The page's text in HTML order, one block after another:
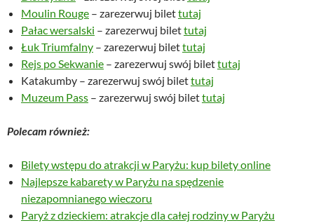
Moulin Rouge – zarezerwuj bilettutaj
Pałac wersalski – zarezerwuj bilettutaj
Łuk Triumfalny – zarezerwuj bilettutaj
Rejs po Sekwanie – zarezerwuj swój bilettutaj
Katakumby – zarezerwuj swój bilettutaj
Muzeum Pass – zarezerwuj swój bilettutaj
Polecam również:
Bilety wstępu do atrakcji w Paryżu: kup bilety online
Najlepsze kabarety w Paryżu na spędzenie
niezapomnianego wieczoru
Paryż z dzieckiem: atrakcje dla całej rodziny w Paryżu